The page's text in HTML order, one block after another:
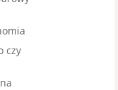
czy